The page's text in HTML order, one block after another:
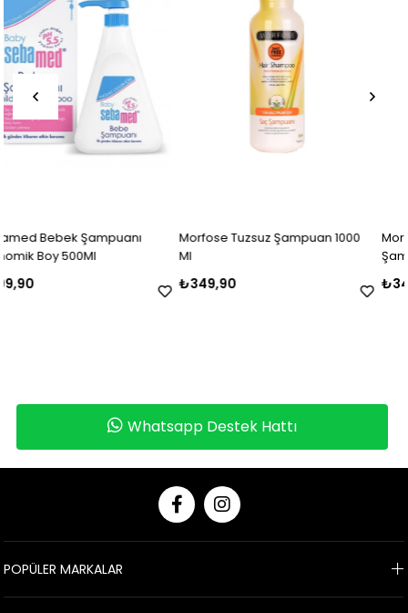
Morfose Tuzsuz Şampuan 1000
Ml
Morfose Aktif Karbon
Whatsapp Destek Hattı
POPÜLER MARKALAR